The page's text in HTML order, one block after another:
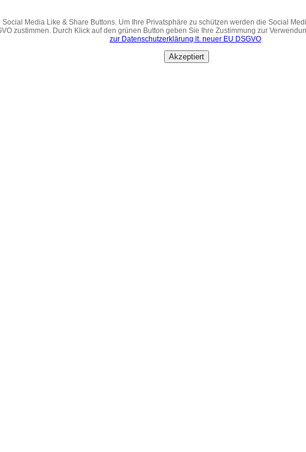
Media Like & Share Buttons. Um Ihre Privatsphäre zu schützen werden die Social
zustimmen. Durch Klick auf den grünen Button geben Sie Ihre Zustimmung zur
zur Datenschutzerklärung lt. neuer EU DSGVO.
Akzeptiert